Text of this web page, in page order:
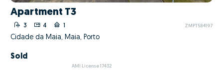
Apartment T3
3 4 1 ZMPT584197
Cidade da Maia, Maia, Porto
Sold
AMI License 17432